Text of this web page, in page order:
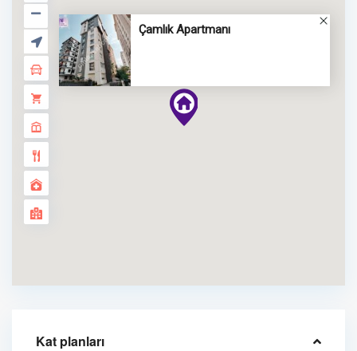
Çamlık Apartmanı
Kat planları